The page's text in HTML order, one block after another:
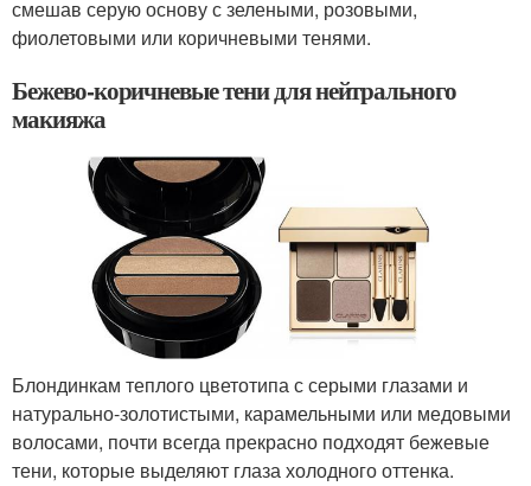
смешав серую основу с зелеными, розовыми,
фиолетовыми или коричневыми тенями.
Бежево-коричневые тени для нейтрального
макияжа
Блондинкам теплого цветотипа с серыми глазами и
натурально-золотистыми, карамельными или медовыми
волосами, почти всегда прекрасно подходят бежевые
тени, которые выделяют глаза холодного оттенка.